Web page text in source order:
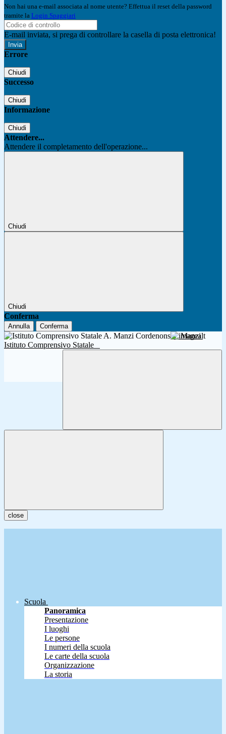
Non hai una e-mail associata al nome utente? Effettua il reset della password
tramite la Login Spaggiari
E-mail inviata, si prega di controllare la casella di posta elettronica!
Errore
Chiudi
Successo
Chiudi
Informazione
Chiudi
Attendere...
Attendere il completamento dell'operazione...
Chiudi
Chiudi
Conferma
Annulla Conferma
A. Manzi
Istituto Comprensivo Statale
close
Scuola
Panoramica
Presentazione
I luoghi
Le persone
I numeri della scuola
Le carte della scuola
Organizzazione
La storia